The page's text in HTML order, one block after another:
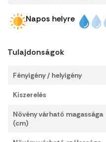
Napos helyre
Tulajdonságok
Fényigény / helyigény
Kiszerelés
Növény várható magassága
(cm)